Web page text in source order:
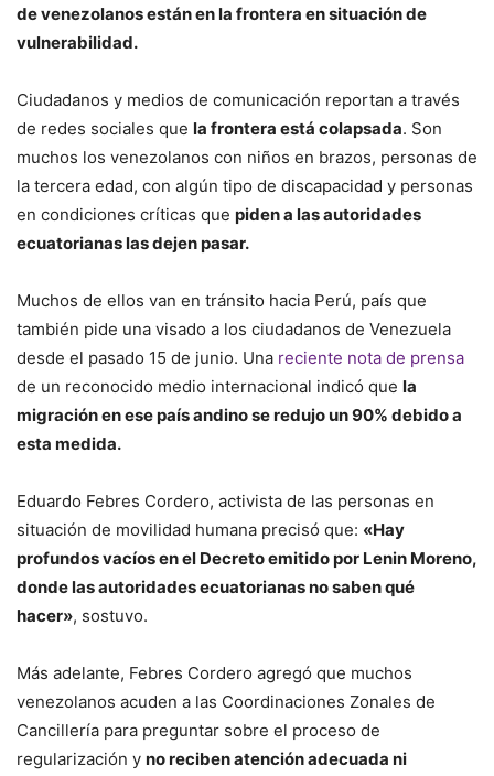
de venezolanos están en la frontera en situación de
vulnerabilidad.
Ciudadanos y medios de comunicación reportan a través
de redes sociales que la frontera está colapsada. Son
muchos los venezolanos con niños en brazos, personas de
la tercera edad, con algún tipo de discapacidad y personas
en condiciones críticas que piden a las autoridades
ecuatorianas las dejen pasar.
Muchos de ellos van en tránsito hacia Perú, país que
también pide una visado a los ciudadanos de Venezuela
desde el pasado 15 de junio. Una reciente nota de prensa
de un reconocido medio internacional indicó que la
migración en ese país andino se redujo un 90% debido a
esta medida.
Eduardo Febres Cordero, activista de las personas en
situación de movilidad humana precisó que: «Hay
profundos vacíos en el Decreto emitido por Lenin Moreno,
donde las autoridades ecuatorianas no saben qué
hacer», sostuvo.
Más adelante, Febres Cordero agregó que muchos
venezolanos acuden a las Coordinaciones Zonales de
Cancillería para preguntar sobre el proceso de
regularización y no reciben atención adecuada ni